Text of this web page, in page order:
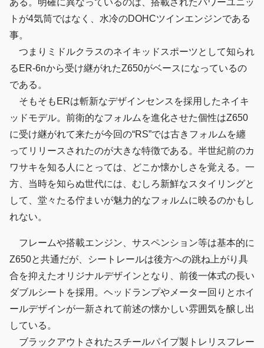
ある。明確に異なっているのは、搭載されたパワーユニッ
トが4気筒ではなく、水冷のDOHCツインエンジンである
事。
つまりミドルクラスのネイキッドスポーツとして知られ
るER-6nから受け継がれたZ650がベースになっているの
である。
そもそもERは斬新なデザインセンスを採用したネイキ
ッドモデル。前衛的なフォルムを進化させた個性はZ650
に受け継がれて来たが今回の“RS”では古きフォルムを纏
ってリリースされたのが大きな特徴である。半世紀前のカ
ワサキを知る人にとっては、どこか懐かしさを覚える。一
方、当時を知らぬ世代には、むしろ新鮮なスタイリングと
して、堂々たる佇まいが魅力的なフォルムに映るのかもし
れない。
フレームや搭載エンジン、サスペンション等は基本的に
Z650と共通だが、シートレールは後方への跳ね上がり具
合を抑えたオリジナルデザインとなり、前後一体式の長い
ダブルシートを採用。ヘッドランプやメーター回りとホイ
ールデザインが一新されて前述の懐かしい雰囲気を醸し出
している。
ブラックアウトされたスチールパイプ製トレリスフレー